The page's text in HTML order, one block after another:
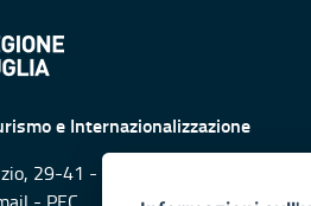
e Internazionalizzazione
29-41 - 70126 Bari